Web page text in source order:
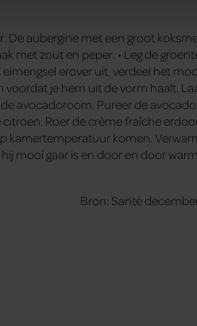
deze gegevens
uw gebruik van hun services.
aubergine met een groot
met zout en peper. • Leg de
erover uit, verdeel het
voordat je hem uit de vorm haalt.
avocadoroom. Pureer de
Roer de crème fraîche
kamertemperatuur komen.
mooi gaar is en door en door warm.
Bron: Santé